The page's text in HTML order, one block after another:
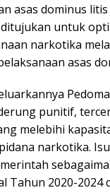
asas dominus
untuk
narkotika
asas
punitif,
melebihi
narkotika.
Tahun 2020-